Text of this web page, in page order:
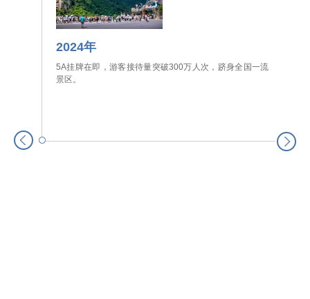
2024年
5A挂牌在即，游客接待量突破300万人次，跻身全国一流
景区。